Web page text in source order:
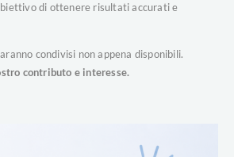
di ottenere risultati accurati e
condivisi non appena disponibili.
contributo e interesse.